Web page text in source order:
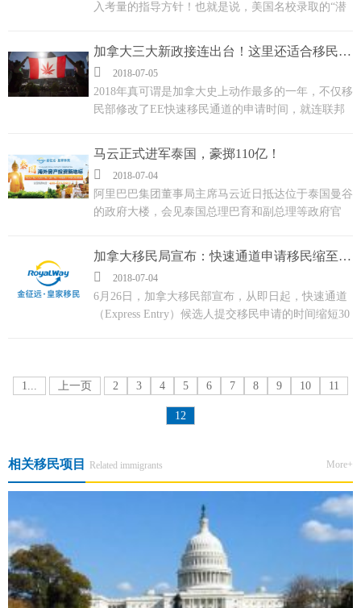
入考量的指导方针！也就是说，美国名校录取的“潜
将推行无种族公平竞争，不分肤色，择优录取。要知
道，以前上哈佛，SAT成绩亚裔要比白人高出140
分，黑人高出540分才有机会同等录取。...
加拿大三大新政接连出台！这里还适合移民吗？
 2018-07-05
​2018年真可谓是加拿大史上动作最多的一年，不仅移
民部修改了EE快速移民通道的申请时间，就连联邦
C-21法案…...
马云正式进军泰国，豪掷110亿！
 2018-07-04
阿里巴巴集团董事局主席马云近日抵达位于泰国曼谷
的政府大楼，会见泰国总理巴育和副总理等政府官
谅解备忘录。...
加拿大移民局宣布：快速通道申请移民缩至60天！
 2018-07-04
6月26日，加拿大移民部宣布，从即日起，快速通道
（Express Entry）候选人提交移民申请的时间缩短30
1... 上一页 2 3 4 5 6 7 8 9 10 11
12
相关移民项目 Related immigrants More+